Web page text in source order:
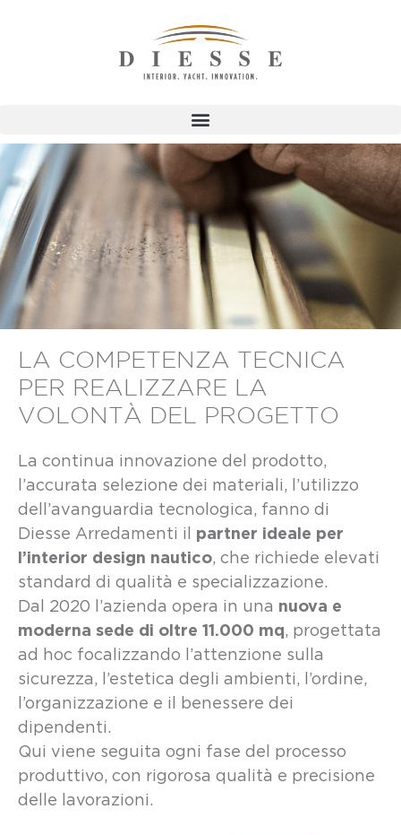
LA COMPETENZA TECNICA
PER REALIZZARE LA
VOLONTÀ DEL PROGETTO
La continua innovazione del prodotto,
l’accurata selezione dei materiali, l’utilizzo
dell’avanguardia tecnologica, fanno di
Diesse Arredamenti il partner ideale per
l’interior design nautico, che richiede elevati
standard di qualità e specializzazione.
Dal 2020 l’azienda opera in una nuova e
moderna sede di oltre 11.000 mq, progettata
ad hoc focalizzando l’attenzione sulla
sicurezza, l’estetica degli ambienti, l’ordine,
l’organizzazione e il benessere dei
dipendenti.
Qui viene seguita ogni fase del processo
produttivo, con rigorosa qualità e precisione
delle lavorazioni.